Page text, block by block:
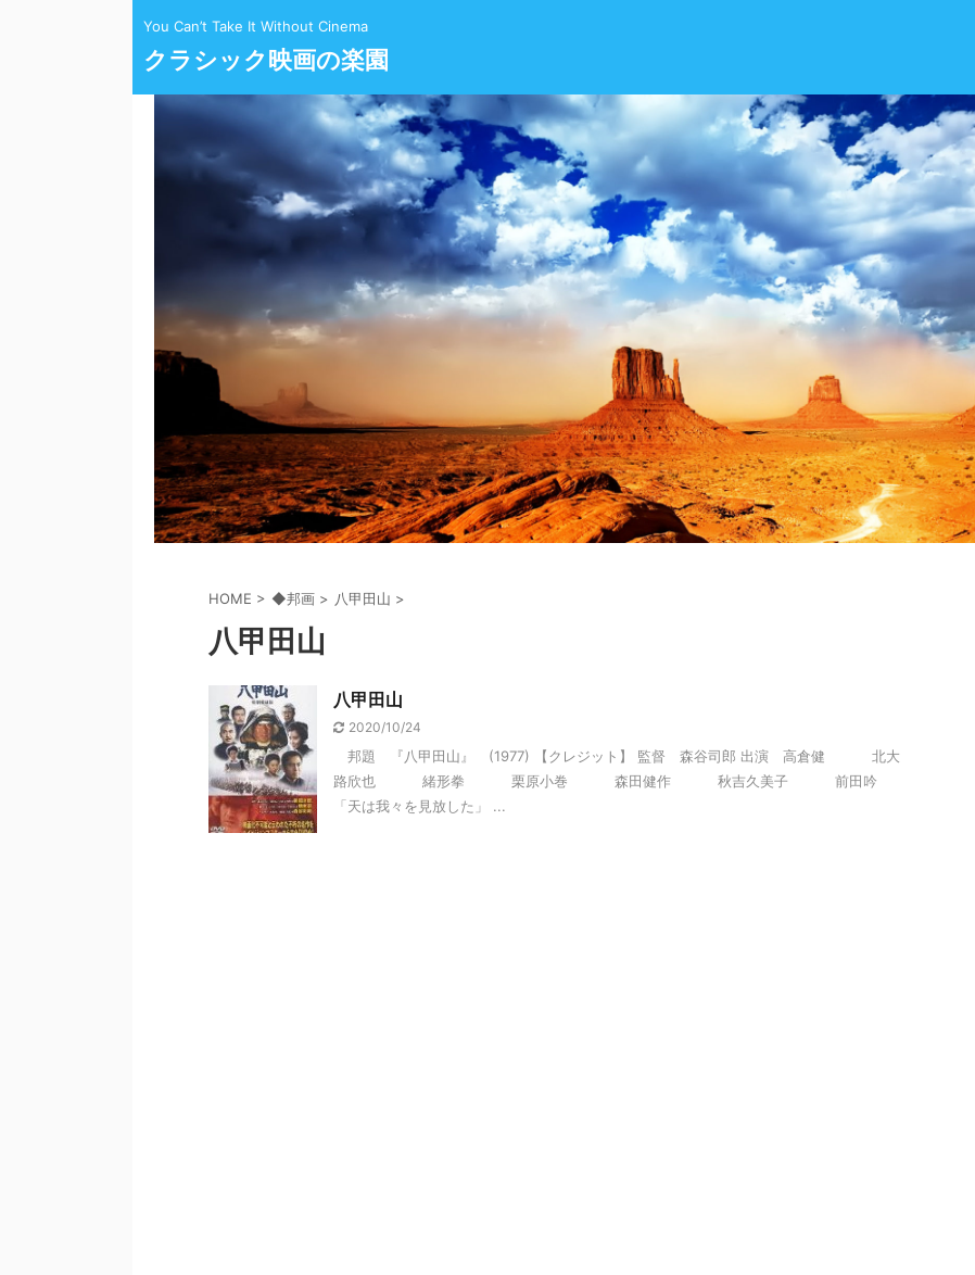
You Can’t Take It Without Cinema
クラシック映画の楽園
HOME > ◆邦画 > 八甲田山 >
八甲田山
八甲田山
2020/10/24
邦題 『八甲田山』 (1977) 【クレジット】 監督 森谷司郎 出演 高倉健 北大
路欣也 緒形拳 栗原小巻 森田健作 秋吉久美子 前田吟
「天は我々を見放した」 ...